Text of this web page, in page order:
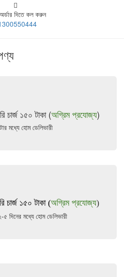
দিতে কল করুন
চার্জ ১৫০ টাকা (অগ্রিম প্রযোজ্য)
মধ্যে হোম ডেলিভারী
চার্জ ১৫০ টাকা (অগ্রিম প্রযোজ্য)
৫ দিনের মধ্যে হোম ডেলিভারী